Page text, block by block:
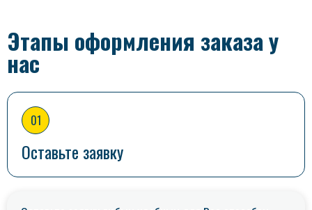
Этапы оформления заказа у
нас
01
Оставьте заявку